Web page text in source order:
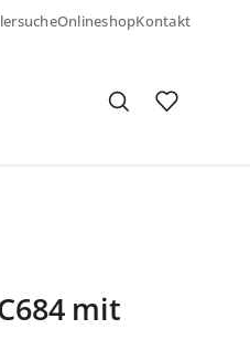
OnlineshopKontakt
mit